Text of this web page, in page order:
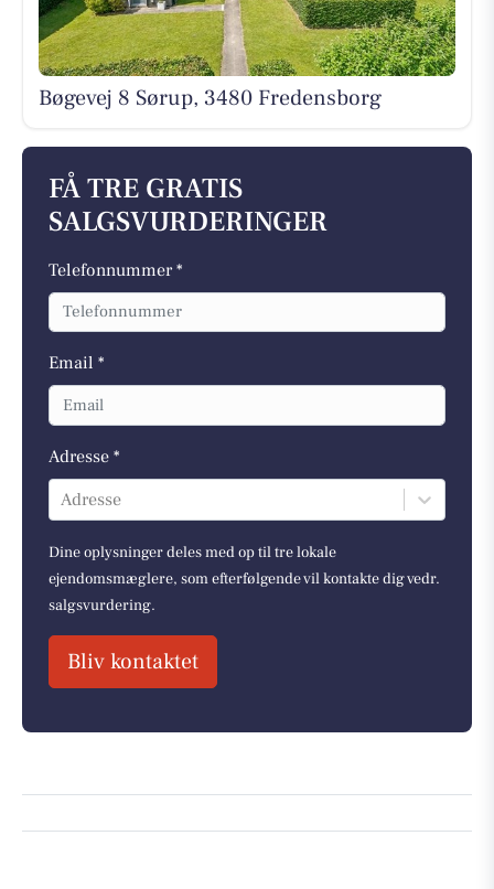
Bøgevej 8 Sørup, 3480 Fredensborg
FÅ TRE GRATIS
SALGSVURDERINGER
Telefonnummer *
Email *
Adresse *
Adresse
Dine oplysninger deles med op til tre lokale
ejendomsmæglere, som efterfølgende vil kontakte dig vedr.
salgsvurdering.
Bliv kontaktet